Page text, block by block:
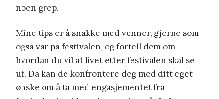
noen grep.
Mine tips er å snakke med venner, gjerne som
også var på festivalen, og fortell dem om
hvordan du vil at livet etter festivalen skal se
ut. Da kan de konfrontere deg med ditt eget
ønske om å ta med engasjementet fra